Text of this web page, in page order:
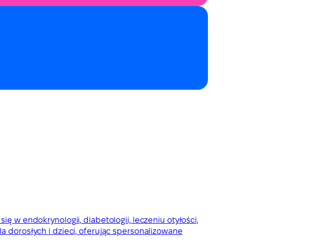
w endokrynologii, diabetologii, leczeniu otyłości,
dorosłych i dzieci, oferując spersonalizowane